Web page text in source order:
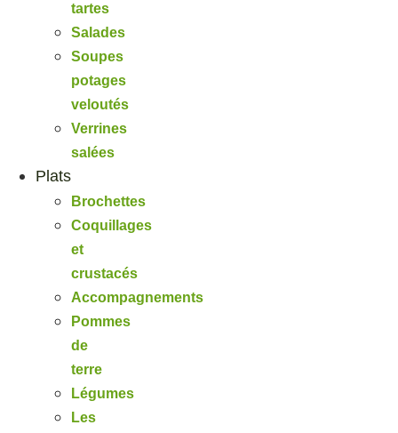
tartes
Salades
Soupes
potages
veloutés
Verrines
salées
Plats
Brochettes
Coquillages
et
crustacés
Accompagnements
Pommes
de
terre
Légumes
Les